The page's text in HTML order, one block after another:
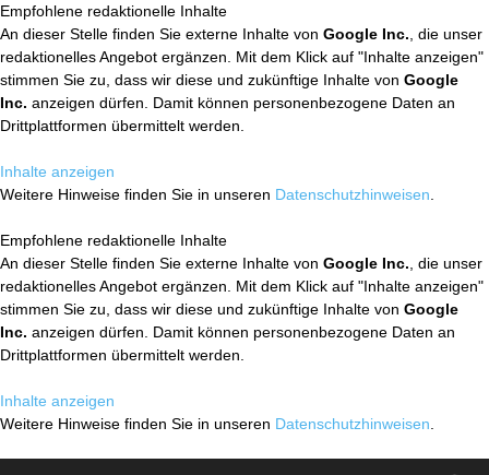
Empfohlene redaktionelle Inhalte
An dieser Stelle finden Sie externe Inhalte von Google Inc. , die unser
redaktionelles Angebot ergänzen. Mit dem Klick auf "Inhalte anzeigen"
stimmen Sie zu, dass wir diese und zukünftige Inhalte von Google
Inc. anzeigen dürfen. Damit können personenbezogene Daten an
Drittplattformen übermittelt werden.
Inhalte anzeigen
Weitere Hinweise finden Sie in unseren Datenschutzhinweisen
Empfohlene redaktionelle Inhalte
An dieser Stelle finden Sie externe Inhalte von Google Inc. , die unser
redaktionelles Angebot ergänzen. Mit dem Klick auf "Inhalte anzeigen"
stimmen Sie zu, dass wir diese und zukünftige Inhalte von Google
Inc. anzeigen dürfen. Damit können personenbezogene Daten an
Drittplattformen übermittelt werden.
Inhalte anzeigen
Weitere Hinweise finden Sie in unseren Datenschutzhinweisen